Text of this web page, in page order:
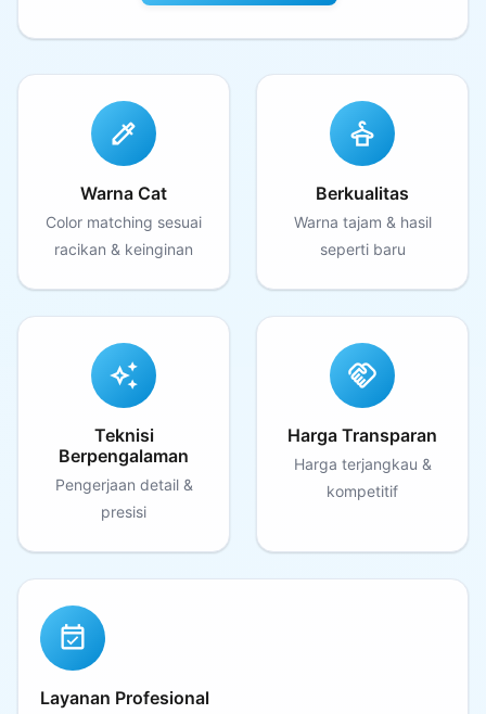
colorize
Warna Cat
Color matching sesuai
racikan & keinginan
dry_cleaning
Berkualitas
Warna tajam & hasil
seperti baru
auto_awesome
Teknisi
Berpengalaman
Pengerjaan detail &
presisi
handshake
Harga Transparan
Harga terjangkau &
kompetitif
event_available
Layanan Profesional